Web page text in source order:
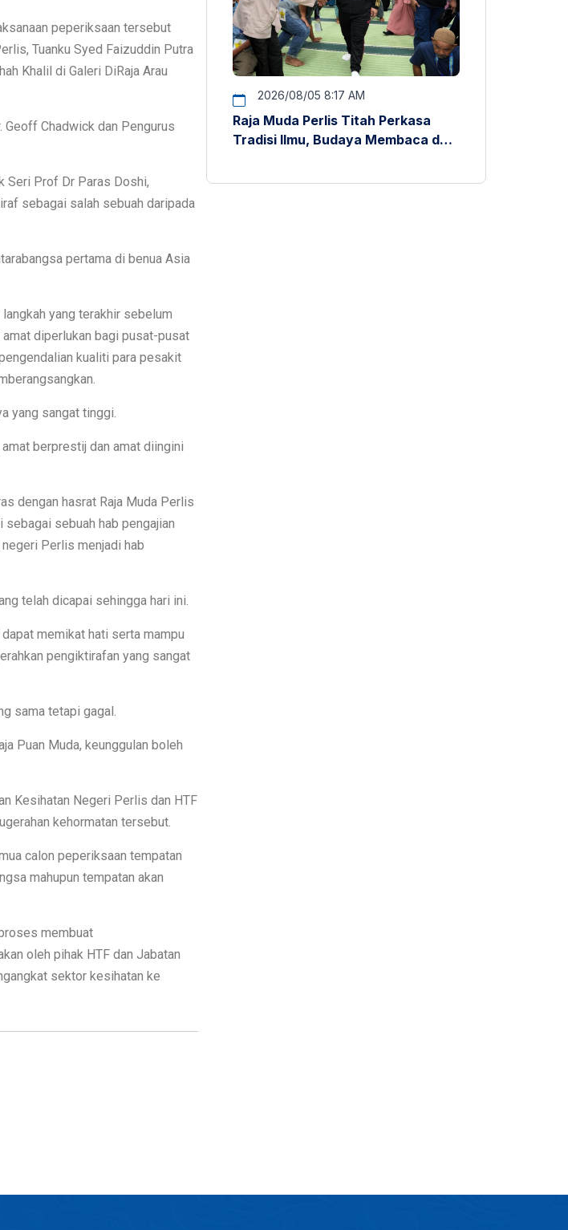
peperiksaan tersebut
Tuanku Syed Faizuddin Putra
Khalil di Galeri DiRaja Arau
Geoff Chadwick dan Pengurus
Seri Prof Dr Paras Doshi,
sebagai salah sebuah daripada
pertama di benua Asia
yang terakhir sebelum
diperlukan bagi pusat-pusat
kualiti para pesakit
yang sangat tinggi.
berprestij dan amat diingini
dengan hasrat Raja Muda Perlis
sebuah hab pengajian
Perlis menjadi hab
telah dicapai sehingga hari ini.
memikat hati serta mampu
pengiktirafan yang sangat
sama tetapi gagal.
Puan Muda, keunggulan boleh
Kesihatan Negeri Perlis dan HTF
kehormatan tersebut.
calon peperiksaan tempatan
mahupun tempatan akan
membuat
oleh pihak HTF dan Jabatan
sektor kesihatan ke
2026/08/05 8:17 AM
Raja Muda Perlis Titah Perkasa
Tradisi Ilmu, Budaya Membaca dan